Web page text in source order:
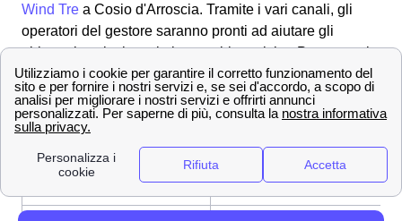
Wind Tre a Cosio d'Arroscia. Tramite i vari canali, gli
operatori del gestore saranno pronti ad aiutare gli
abbonati cosiesi con le loro problematiche. Per metterti
in contatto con il provider:
✔ Modalità per contattare Wind-Tre
800 900 134
Numero Verde
Servizio Clienti